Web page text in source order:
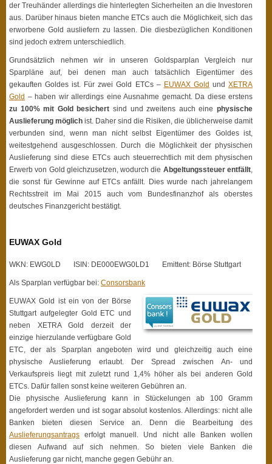
der Treuhänder allerdings die hinterlegten Sicherheiten an die Investoren
aus. Darüber hinaus bieten manche ETCs auch die Möglichkeit, sich das
erworbene Gold ausliefern zu lassen. Die diesbezüglichen Konditionen
sind jedoch extrem unterschiedlich.
Grundsätzlich nehmen wir in unseren Goldsparplan Vergleich nur
Sparpläne auf, bei denen man auch tatsächlich Eigentümer des
gekauften Goldes ist. Für zwei Gold ETCs – EUWAX Gold undXETRA
Gold – haben wir allerdings eine Ausnahme gemacht. Da diese erstens
zu 100% mit Gold besichert sind und zweitens auch einephysische
Auslieferung möglich ist. Daher sind die Risiken, die üblicherweise damit
verbunden sind, wenn man nicht selbst Eigentümer des Goldes ist,
weitestgehend ausgeschlossen. Durch die Möglichkeit der physischen
Auslieferung sind diese ETCs auch steuerrechtlich mit dem physischen
Erwerb von Gold gleichzusetzen, wodurch die Abgeltungssteuer entfällt
die sonst für Gewinne auf ETCs anfällt. Dies wurde nach jahrelangem
Rechtsstreit im Mai 2015 auch vom Bundesfinanzhof als oberstes
deutsches Finanzgericht bestätigt.
EUWAX Gold
WKN: EWG0LD ISIN: DE000EWG0LD1 Emittent: Börse Stuttgart
Als Sparplan verfügbar bei: Consorsbank
EUWAX Gold ist ein von der Börse
Stuttgart aufgelegter Gold ETC und
neben XETRA Gold derzeit der
einzige hierzulande verfügbare Gold
ETC, der als Sparplan angeboten wird und gleichzeitig auch eine
physische Auslieferung erlaubt. Der Spread zwischen An- und
Verkaufspreis liegt mit zuletzt rund 1,4% höher als bei anderen Gold
ETCs. Dafür fallen sonst keine weiteren Gebühren an.
Die physische Auslieferung kann in Stückelungen ab 100 Gramm
angefordert werden und ist sogar absolut kostenlos. Allerdings: nicht alle
Banken bieten diesen Service an. Denn die Bearbeitung des
Auslieferungsantrags erfolgt manuell. Und nicht alle Banken wollen
diesen Aufwand auf sich nehmen. So bieten viele Banken die
Auslieferung gar nicht, manche gegen Gebühr an.